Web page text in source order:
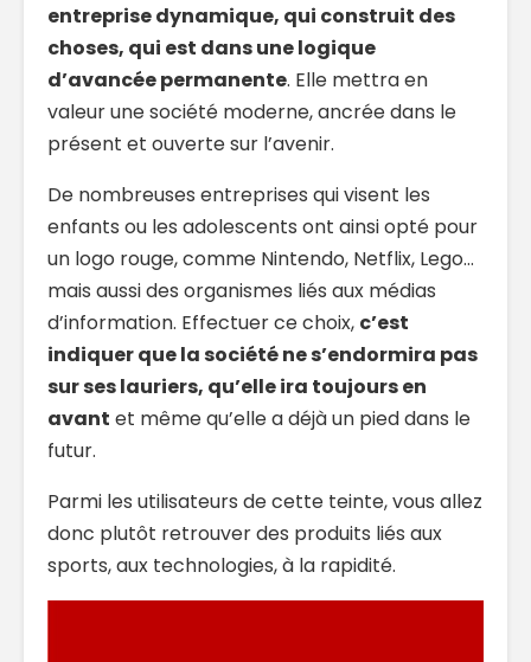
entreprise dynamique, qui construit des
choses, qui est dans une logique
d’avancée permanente. Elle mettra en
valeur une société moderne, ancrée dans le
présent et ouverte sur l’avenir.
De nombreuses entreprises qui visent les
enfants ou les adolescents ont ainsi opté pour
un logo rouge, comme Nintendo, Netflix, Lego…
mais aussi des organismes liés aux médias
d’information. Effectuer ce choix, c’est
indiquer que la société ne s’endormira pas
sur ses lauriers, qu’elle ira toujours en
avant et même qu’elle a déjà un pied dans le
futur.
Parmi les utilisateurs de cette teinte, vous allez
donc plutôt retrouver des produits liés aux
sports, aux technologies, à la rapidité.